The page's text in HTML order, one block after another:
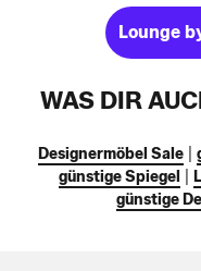
Lounge
WAS DIR
Designermöbel Sale
günstige Spiegel
günstige